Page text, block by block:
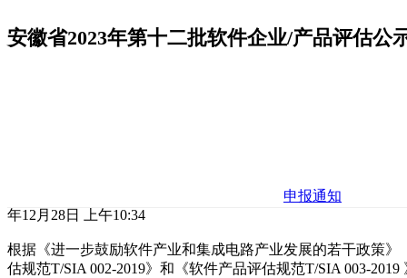
安徽省2023年第十二批软件企业/产品评估公
申报通知
年12月28日 上午10:34
根据《进一步鼓励软件产业和集成电路产业发展的若干政策》
估规范T/SIA 002-2019》和《软件产品评估规范T/SIA 003-